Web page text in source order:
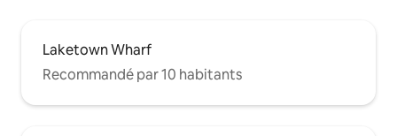
Laketown Wharf
Recommandé par 10 habitants